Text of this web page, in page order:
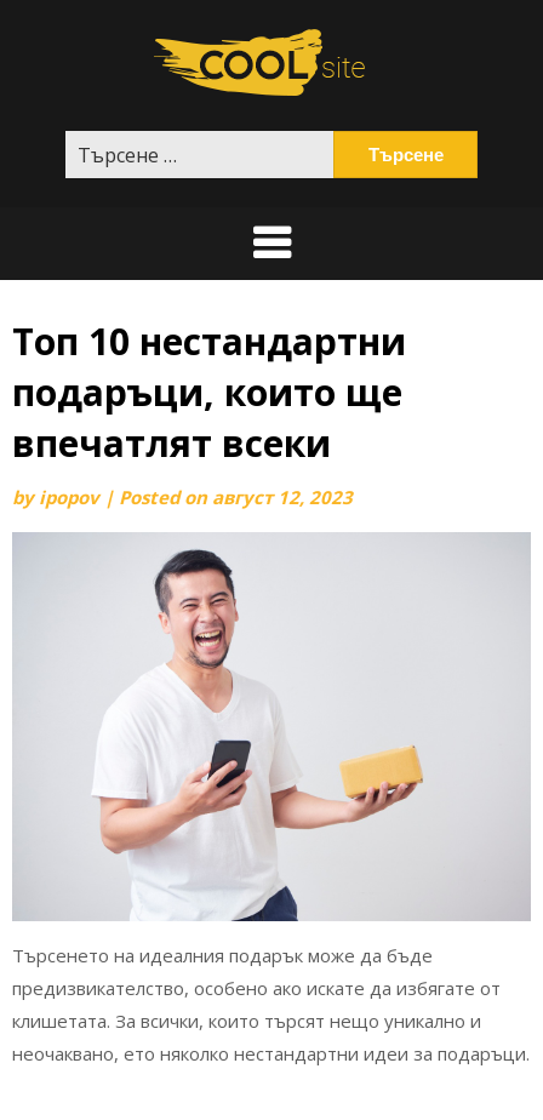
за:
Топ 10 нестандартни
подаръци, които ще
впечатлят всеки
byipopov | Posted on август 12, 2023
Търсенето на идеалния подарък може да бъде
предизвикателство, особено ако искате да избягате от
клишетата. За всички, които търсят нещо уникално и
неочаквано, ето няколко нестандартни идеи за подаръци.